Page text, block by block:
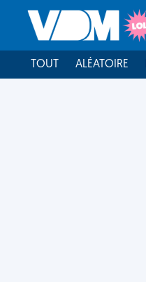
TOUT ALÉATOIRE